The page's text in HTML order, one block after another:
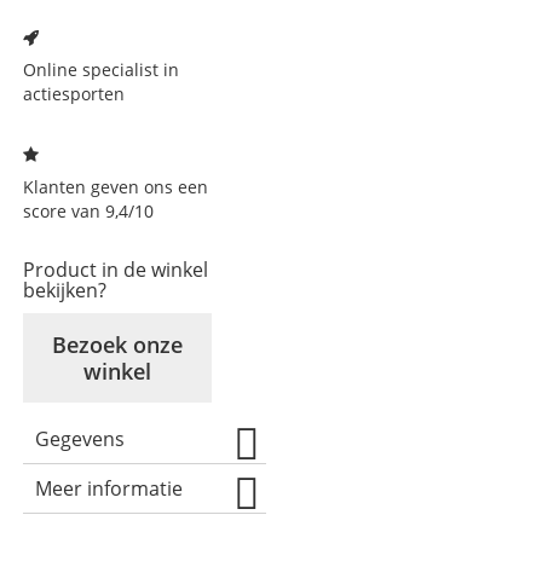
verlanglijst
Online specialist in
actiesporten
Klanten geven ons een
score van 9,4/10
Product in de winkel
bekijken?
Bezoek onze
winkel
Gegevens
Meer informatie